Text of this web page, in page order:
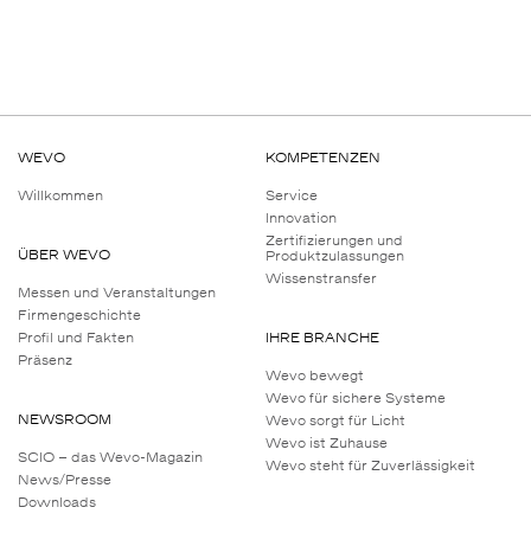
WEVO
Willkommen
ÜBER WEVO
Messen und Veranstaltungen
Firmengeschichte
Profil und Fakten
Präsenz
NEWSROOM
SCIO – das Wevo-Magazin
News/Presse
Downloads
KOMPETENZEN
Service
Innovation
Zertifizierungen und
Produktzulassungen
Wissenstransfer
IHRE BRANCHE
Wevo bewegt
Wevo für sichere Systeme
Wevo sorgt für Licht
Wevo ist Zuhause
Wevo steht für Zuverlässigkeit